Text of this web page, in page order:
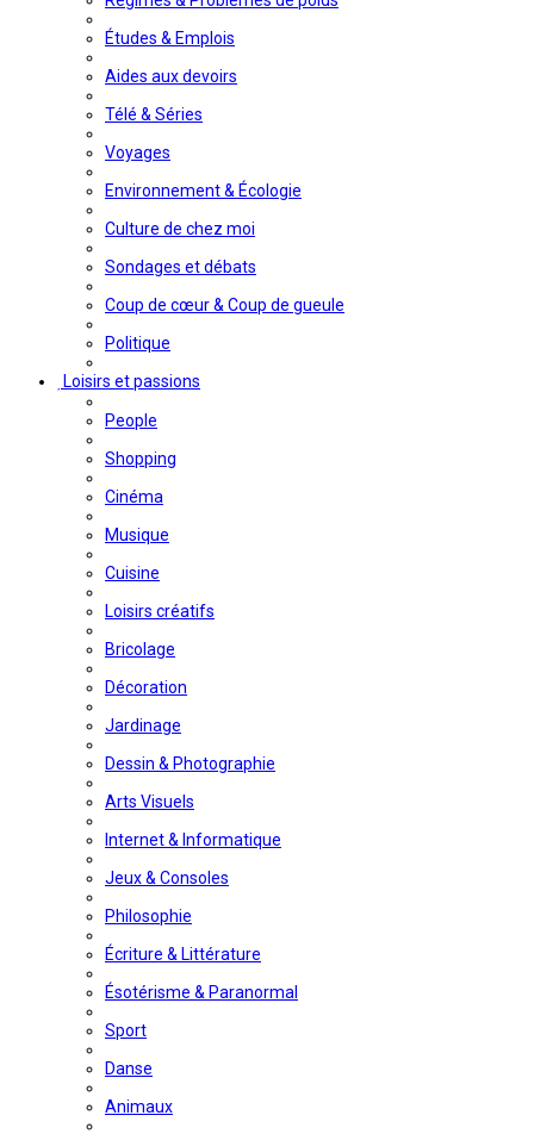
Études & Emplois
Aides aux devoirs
Télé & Séries
Voyages
Environnement & Écologie
Culture de chez moi
Sondages et débats
Coup de cœur & Coup de gueule
Politique
Loisirs et passions
People
Shopping
Cinéma
Musique
Cuisine
Loisirs créatifs
Bricolage
Décoration
Jardinage
Dessin & Photographie
Arts Visuels
Internet & Informatique
Jeux & Consoles
Philosophie
Écriture & Littérature
Ésotérisme & Paranormal
Sport
Danse
Animaux